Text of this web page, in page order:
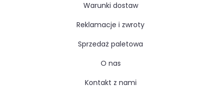
warunki dostaw
reklamacje i zwroty
sprzedaż paletowa
o nas
kontakt z nami